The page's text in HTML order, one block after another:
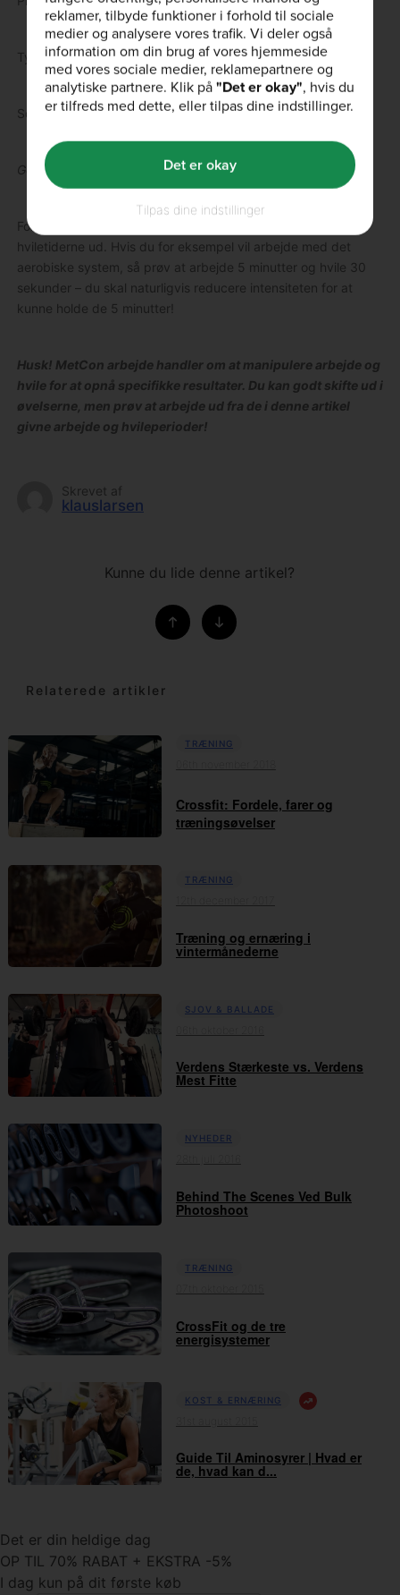
Tyre Flip
Squat Jump
Gentag ovenstående 3-4 gange
For at ramme et andet energisystem, så skift arbejds- og
hviletiderne ud. Hvis du for eksempel vil arbejde med det
aerobiske system, så prøv at arbejde 5 minutter og hvile 30
sekunder – du skal naturligvis reducere intensiteten for at
kunne holde de 5 minutter!
Husk! MetCon arbejde handler om at manipulere arbejde og
hvile for at opnå specifikke resultater. Du kan godt skifte ud i
øvelserne, men prøv at arbejde ud fra de i denne artikel
givne arbejde og hvileperioder!
Skrevet af
klauslarsen
Kunne du lide denne artikel?
Relaterede artikler
TRÆNING
Crossfit: Fordele, farer og
træningsøvelser
TRÆNING
Træning og ernæring i
vintermånederne
SJOV & BALLADE
Verdens Stærkeste vs. Verdens
Mest Fitte
NYHEDER
Behind The Scenes Ved Bulk
Photoshoot
TRÆNING
CrossFit og de tre
energisystemer
KOST & ERNÆRING
Guide Til Aminosyrer | Hvad er
de, hvad kan d...
Det er din heldige dag
OP TIL 70% RABAT + EKSTRA -5%
I dag kun på dit første køb
reklamer, tilbyde funktioner i forhold til sociale
medier og analysere vores trafik. Vi deler også
information om din brug af vores hjemmeside
med vores sociale medier, reklamepartnere og
analytiske partnere. Klik på"Det er okay", hvis du
er tilfreds med dette, eller tilpas dine indstillinger.
Tilpas dine indstillinger
Det er okay